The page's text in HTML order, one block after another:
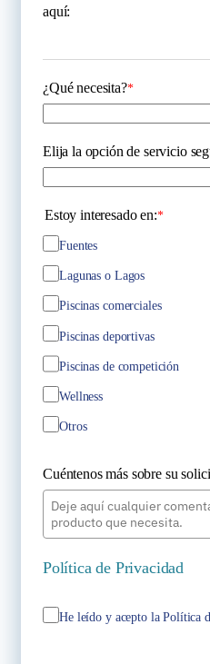
aquí:
¿Qué necesita?*
Elija la opción de servicio
Estoy interesado en:*
Fuentes
Lagunas o Lagos
Piscinas comerciales
Piscinas deportivas
Piscinas de competición
Wellness
Otros
Cuéntenos más sobre su
Política de Privacidad
He leído y acepto la Política